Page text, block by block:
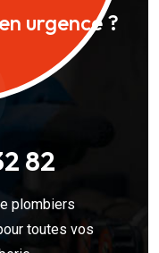
urgence ?
82
plombiers
toutes vos